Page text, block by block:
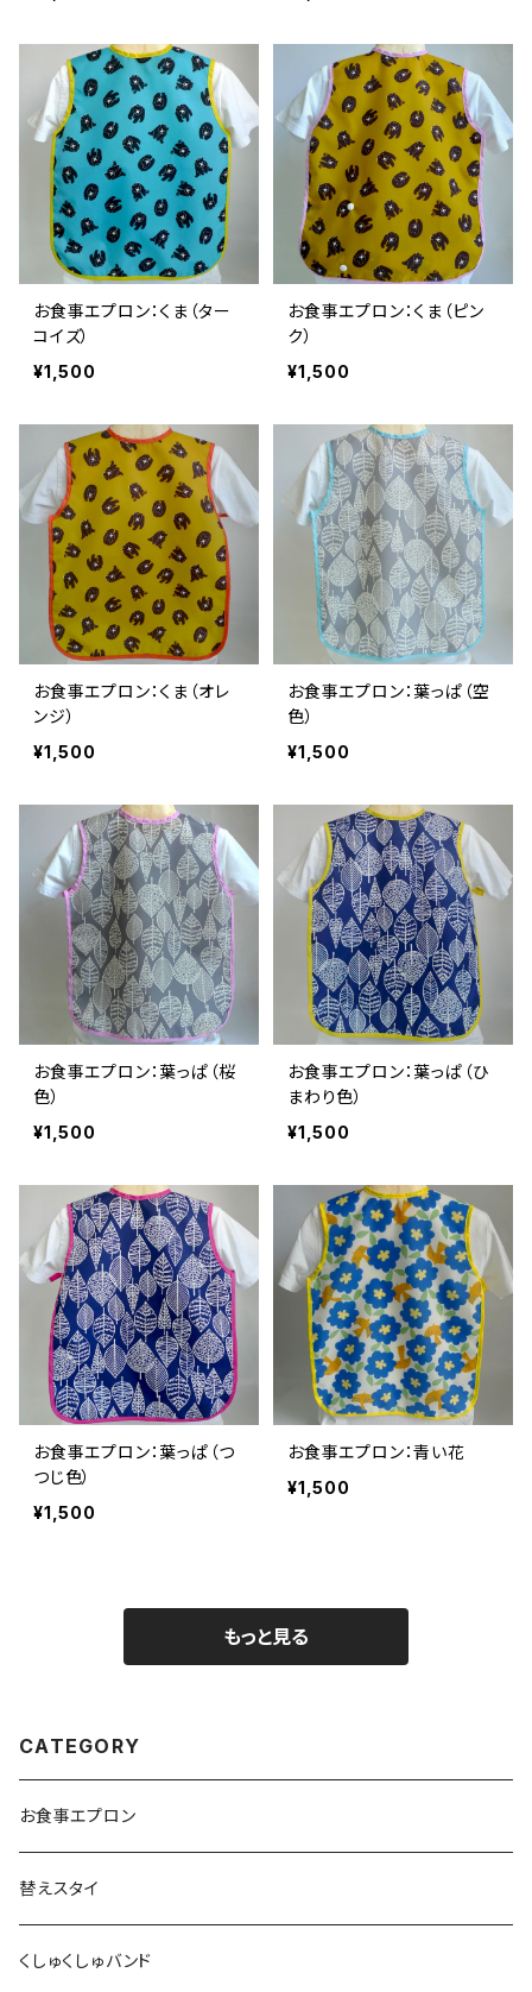
お食事エプロン：くま（ター
コイズ）
¥1,500
お食事エプロン：くま（ピン
ク）
¥1,500
お食事エプロン：くま（オレ
ンジ）
¥1,500
お食事エプロン：葉っぱ（空
色）
¥1,500
お食事エプロン：葉っぱ（桜
色）
¥1,500
お食事エプロン：葉っぱ（ひ
まわり色）
¥1,500
お食事エプロン：葉っぱ（つ
つじ色）
¥1,500
お食事エプロン：青い花
¥1,500
もっと見る
CATEGORY
お食事エプロン
替えスタイ
くしゅくしゅバンド